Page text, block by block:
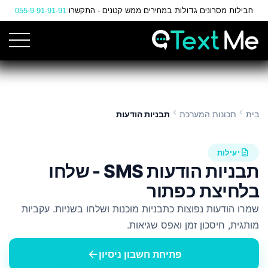
Skip
to
Content
חבילות מסרונים גדולות במחירים ממש קטנים - התקשרו 055-9-91-91-91
בית chevron_left תכונות המערכת chevron_left תבניות הודעות
description יעילות
תבניות הודעות SMS - שלחו
בלחיצת כפתור
שמרו הודעות נפוצות כתבניות מוכנות ושלחו בשניות. עקביות
מותגית, חיסכון זמן ואפס שגיאות.
פתיחת חשבון ניסיון arrow_back